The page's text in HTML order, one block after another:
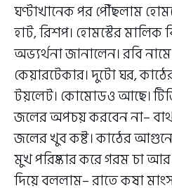
ঘণ্টাখানেক পর পৌঁছলাম
হাট, রিশপ। হোমস্টের মালিক
অভ্যর্থনা জানালেন। রবি
কেয়ারটেকার। দুটো ঘর,
টয়লেট। কোমোডও আছে।
জলের অপচয় করবেন না–
জলের খুব কষ্ট। কাঠের
মুখ পরিষ্কার করে গরম চা আর
দিয়ে বললাম– রাতে কষা